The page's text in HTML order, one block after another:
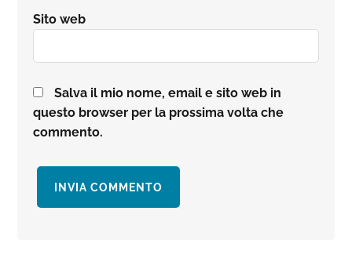
Sito web
Salva il mio nome, email e sito web in
questo browser per la prossima volta che
commento.